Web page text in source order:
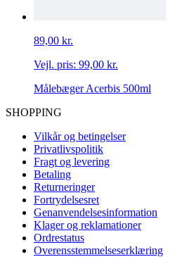
89,00 kr.
Vejl. pris: 99,00 kr.
Målebæger Acerbis 500ml
SHOPPING
Vilkår og betingelser
Privatlivspolitik
Fragt og levering
Betaling
Returneringer
Fortrydelsesret
Genanvendelsesinformation
Klager og reklamationer
Ordrestatus
Overensstemmelseserklæring